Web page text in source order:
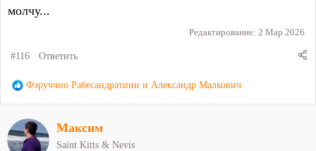
молчу...
Редактирование: 2 Мар 2026
#116 Ответить
Р
к
ц
Фэруччио Рабесандратини и Александр Малкович
Максим
Saint Kitts & Nevis